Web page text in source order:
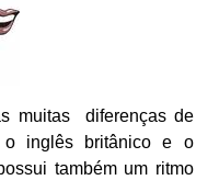
muitas diferenças de
o inglês britânico e o
também um ritmo